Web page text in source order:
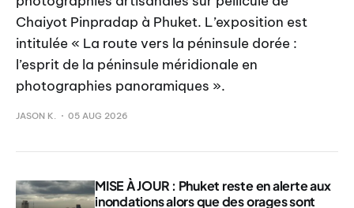
Chaiyot Pinpradap à Phuket. L’exposition est
intitulée « La route vers la péninsule dorée :
l’esprit de la péninsule méridionale en
photographies panoramiques ».
JASON K. 05 AUG 2026
MISE À JOUR : Phuket reste en alerte aux
inondations alors que des orages sont